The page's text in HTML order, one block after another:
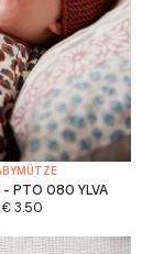
PTO 080 YLVA
€3.50